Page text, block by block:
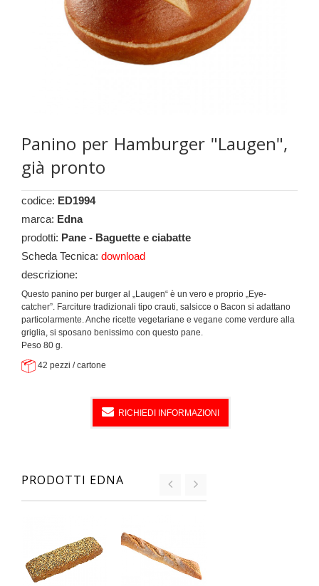
Panino per Hamburger "Laugen",
già pronto
codice: ED1994
marca: Edna
prodotti: Pane - Baguette e ciabatte
Scheda Tecnica: download
descrizione:
Questo panino per burger al „Laugen“ è un vero e proprio „Eye-
catcher”. Farciture tradizionali tipo crauti, salsicce o Bacon si adattano
particolarmente. Anche ricette vegetariane e vegane come verdure alla
griglia, si sposano benissimo con questo pane.
Peso 80 g.
42 pezzi / cartone
RICHIEDI INFORMAZIONI
PRODOTTI EDNA